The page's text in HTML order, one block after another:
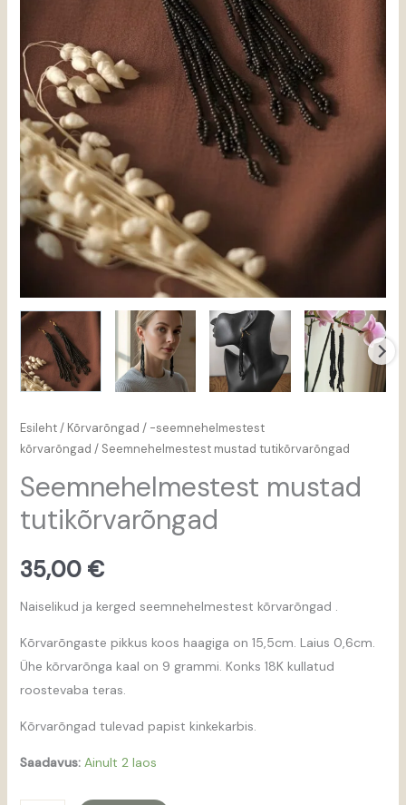
Esileht/ Kõrvarõngad / -seemnehelmestest
kõrvarõngad / Seemnehelmestest mustad tutikõrvarõngad
Seemnehelmestest mustad
tutikõrvarõngad
35,00 €
Naiselikud ja kerged seemnehelmestest kõrvarõngad .
Kõrvarõngaste pikkus koos haagiga on 15,5cm. Laius 0,6cm.
Ühe kõrvarõnga kaal on 9 grammi. Konks 18K kullatud
roostevaba teras.
Kõrvarõngad tulevad papist kinkekarbis.
Saadavus: Ainult 2 laos